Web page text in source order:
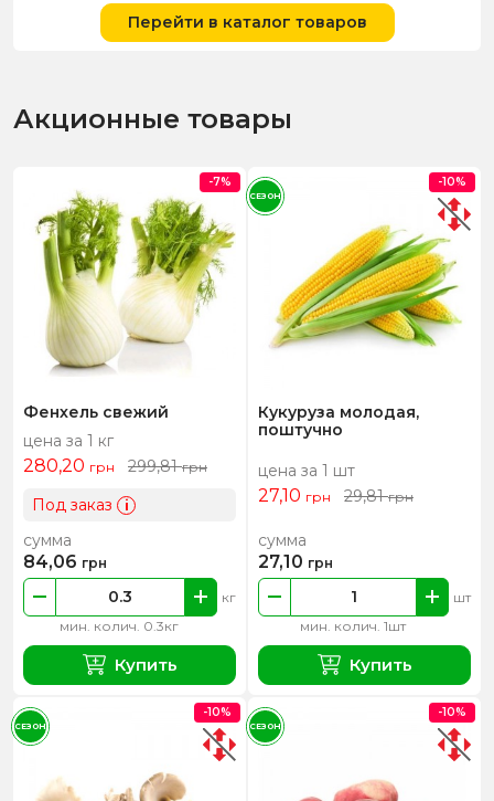
Перейти в каталог товаров
Акционные товары
Фенхель свежий
цена за 1 кг
280,20 грн 299,81грн
Под заказ i
мин. колич. 0.3кг
кг
сумма
84,06 грн
Купить
-7%
Кукуруза молодая,
поштучно
цена за 1 шт
27,10 грн 29,81грн
мин. колич. 1шт
шт
сумма
27,10 грн
Купить
-10%
СЕЗОН
-10%
СЕЗОН
-10%
СЕЗОН